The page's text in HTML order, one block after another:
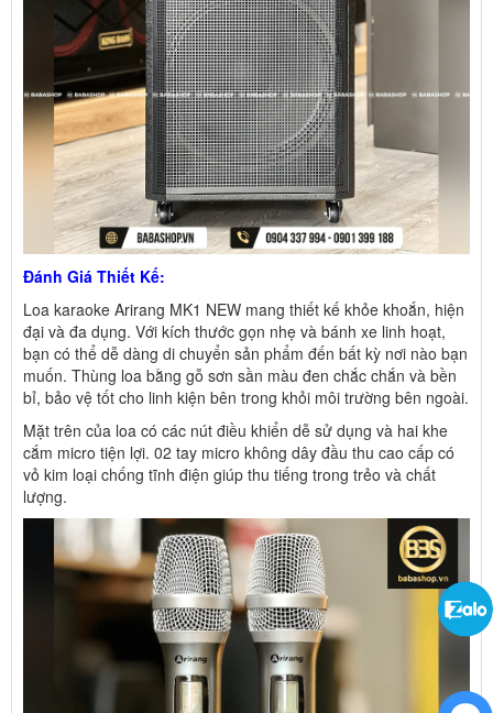
Đánh Giá Thiết Kế:
Loa karaoke Arirang MK1 NEW mang thiết kế khỏe khoắn, hiện
đại và đa dụng. Với kích thước gọn nhẹ và bánh xe linh hoạt,
bạn có thể dễ dàng di chuyển sản phẩm đến bất kỳ nơi nào bạn
muốn. Thùng loa bằng gỗ sơn sần màu đen chắc chắn và bền
bỉ, bảo vệ tốt cho linh kiện bên trong khỏi môi trường bên ngoài.
Mặt trên của loa có các nút điều khiển dễ sử dụng và hai khe
cắm micro tiện lợi. 02 tay micro không dây đầu thu cao cấp có
vỏ kim loại chống tĩnh điện giúp thu tiếng trong trẻo và chất
lượng.